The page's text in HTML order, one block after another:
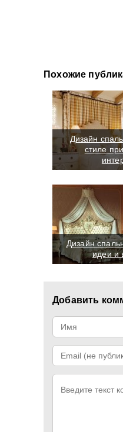
Похожие
Дизайн
стиле
Дизайн
идеи и
Добавить